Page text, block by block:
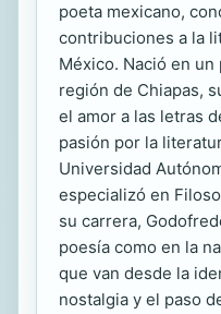
poeta mexicano,
contribuciones a la
México. Nació en
región de Chiapas,
el amor a las letras
pasión por la
Universidad
especializó en
su carrera,
poesía como en la
que van desde la
nostalgia y el paso